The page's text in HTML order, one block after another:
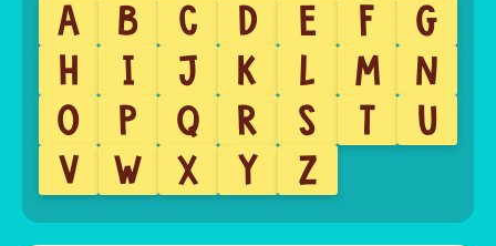
A B C D E F
G
H
I J K L M
N
O
P Q R S T
U
V
W X Y Z